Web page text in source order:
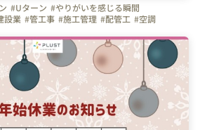
#Uターン #やりがいを感じる瞬間
設業 #管工事 #施工管理 #配管工 #空調
ツ星工業 #初日の出 #年末年始 #休暇
日 #設備